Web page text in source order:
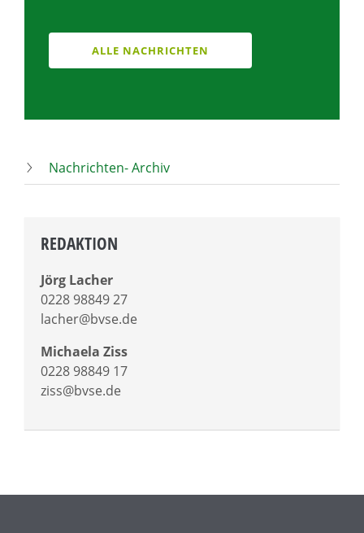
ALLE NACHRICHTEN
Nachrichten- Archiv
REDAKTION
Jörg Lacher
0228 98849 27
lacher@bvse.de
Michaela Ziss
0228 98849 17
ziss@bvse.de